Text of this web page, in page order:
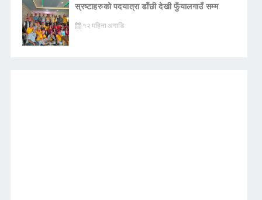
स्रष्टाहरुको पदयात्रा डाँछी देखी फुँयालगाउँ सम्म
१२ महिना अगाडि